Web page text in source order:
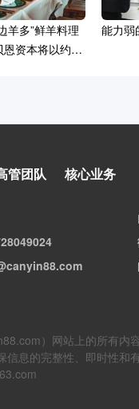
羊多”鲜羊料理
资本将以约
能力弱
管团队 核心业务
）网站上的所有内
信息的完整性、即时性和